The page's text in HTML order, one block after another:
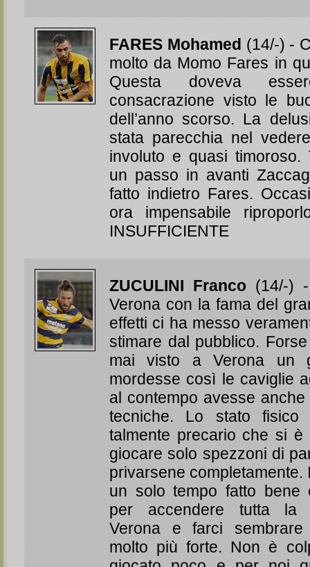
FARES Mohamed (14/-) -
molto da Momo Fares in
Questa doveva
consacrazione visto le
dell’anno scorso. La
stata parecchia nel
involuto e quasi timoroso.
un passo in avanti
fatto indietro Fares.
ora impensabile
INSUFFICIENTE
ZUCULINI Franco (14/-)
Verona con la fama del
effetti ci ha messo
stimare dal pubblico.
mai visto a Verona un
mordesse così le caviglie
al contempo avesse anche
tecniche. Lo stato
talmente precario che si è
giocare solo spezzoni di
privarsene completamente.
un solo tempo fatto bene
per accendere tutta la
Verona e farci
molto più forte. Non è